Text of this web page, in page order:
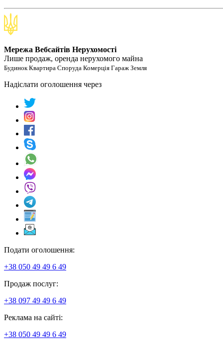
Мережа Вебсайтів Нерухомості
Лише продаж, оренда нерухомого майна
Будинок Квартира Споруда Комерція Гараж Земля
Надіслати оголошення через
Подати оголошення:
+38 050 49 49 6 49
Продаж послуг:
+38 097 49 49 6 49
Реклама на сайті:
+38 050 49 49 6 49